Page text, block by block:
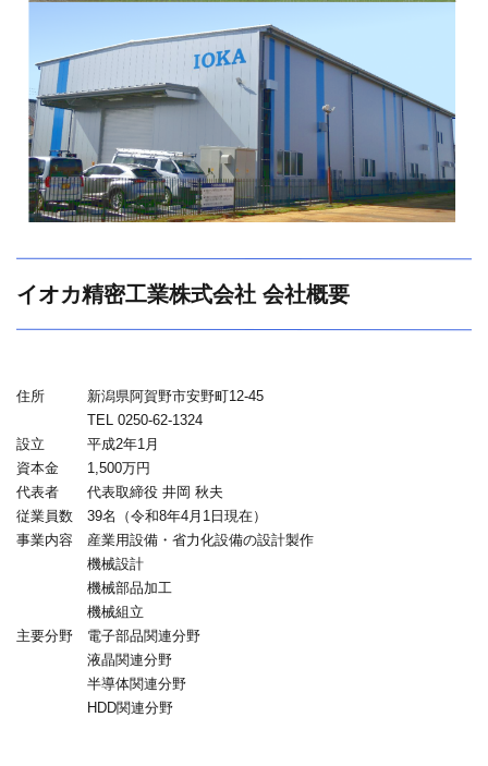
イオカ精密工業株式会社 会社概要
住所 新潟県阿賀野市安野町12-45
TEL 0250-62-1324
設立 平成2年1月
資本金 1,500万円
代表者 代表取締役 井岡 秋夫
従業員数 39名（令和8年4月1日現在）
事業内容 産業用設備・省力化設備の設計製作
機械設計
機械部品加工
機械組立
主要分野 電子部品関連分野
液晶関連分野
半導体関連分野
HDD関連分野